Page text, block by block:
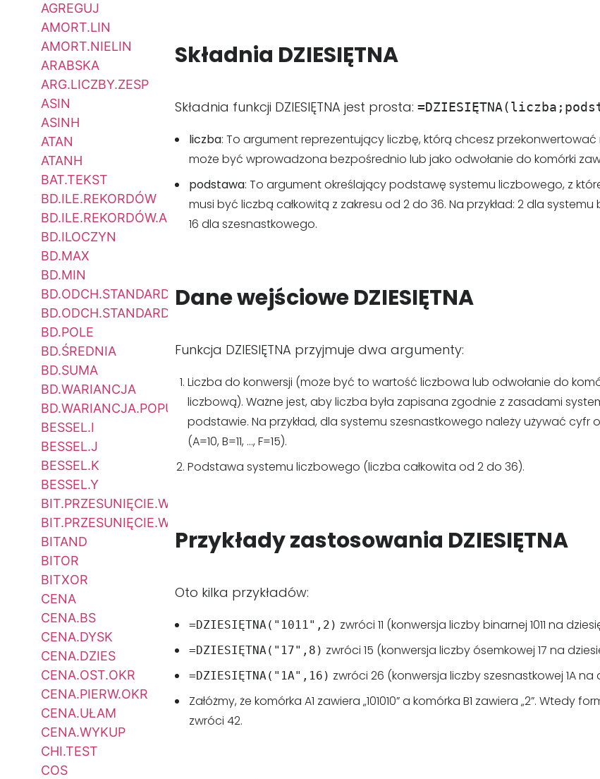
Składnia DZIESIĘTNA
Składnia funkcji DZIESIĘTNA jest prosta:
liczba: To argument reprezentujący liczbę, którą chcesz przekonwertować
może być wprowadzona bezpośrednio lub jako odwołanie do komórki
podstawa: To argument określający podstawę systemu liczbowego, z
musi być liczbą całkowitą z zakresu od 2 do 36. Na przykład: 2 dla
16 dla szesnastkowego.
Dane wejściowe DZIESIĘTNA
Funkcja DZIESIĘTNA przyjmuje dwa argumenty:
Liczba do konwersji (może być to wartość liczbowa lub odwołanie do
liczbową). Ważne jest, aby liczba była zapisana zgodnie z zasadami
podstawie. Na przykład, dla systemu szesnastkowego należy używać cyfr
(A=10, B=11, …, F=15).
Podstawa systemu liczbowego (liczba całkowita od 2 do 36).
Przykłady zastosowania DZIESIĘTNA
Oto kilka przykładów:
=DZIESIĘTNA("1011",2) zwróci 11 (konwersja liczby binarnej 1011 na
=DZIESIĘTNA("17",8) zwróci 15 (konwersja liczby ósemkowej 17 na
=DZIESIĘTNA("1A",16) zwróci 26 (konwersja liczby szesnastkowej 1A na
Załóżmy, że komórka A1 zawiera „101010” a komórka B1 zawiera „2”. Wtedy
zwróci 42.
AGREGUJ
AMORT.LIN
AMORT.NIELIN
ARABSKA
ARG.LICZBY.ZESP
ASIN
ASINH
ATAN
ATANH
BAT.TEKST
BD.ILE.REKORDÓW
BD.ILE.REKORDÓW.A
BD.ILOCZYN
BD.MAX
BD.MIN
BD.ODCH.STANDARD
BD.ODCH.STANDARD.POPUL
BD.POLE
BD.ŚREDNIA
BD.SUMA
BD.WARIANCJA
BD.WARIANCJA.POPUL
BESSEL.I
BESSEL.J
BESSEL.K
BESSEL.Y
BIT.PRZESUNIĘCIE.W.LEWO
BIT.PRZESUNIĘCIE.W.PRAWO
BITAND
BITOR
BITXOR
CENA
CENA.BS
CENA.DYSK
CENA.DZIES
CENA.OST.OKR
CENA.PIERW.OKR
CENA.UŁAM
CENA.WYKUP
CHI.TEST
COS